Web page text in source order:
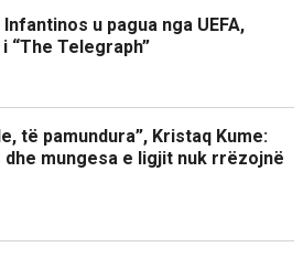
u pagua nga UEFA,
“The Telegraph”
të pamundura”, Kristaq Kume:
mungesa e ligjit nuk rrëzojnë